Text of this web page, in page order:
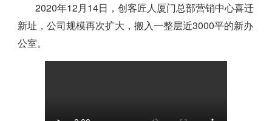
2020年12月14日，创客匠人厦门总部营销中心喜迁
新址，公司规模再次扩大，搬入一整层近3000平的新办
公室。